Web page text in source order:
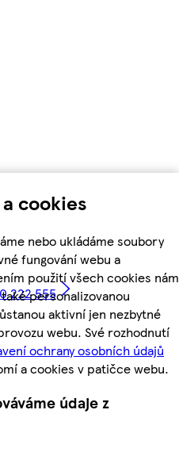
cookies
nebo ukládáme soubory
fungování webu a
použití všech cookies nám
personalizovanou
aktivní jen nezbytné
webu. Své rozhodnutí
ochrany osobních údajů
a cookies v patičce webu.
údaje z
222 555